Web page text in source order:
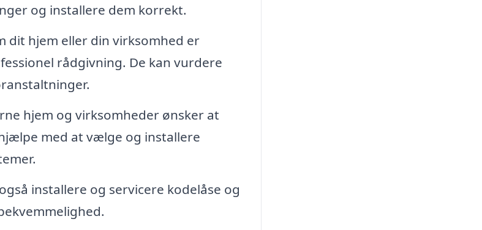
og installere dem korrekt.
dit hjem eller din virksomhed er
rådgivning. De kan vurdere
hjem og virksomheder ønsker at
med at vælge og installere
installere og servicere kodelåse og